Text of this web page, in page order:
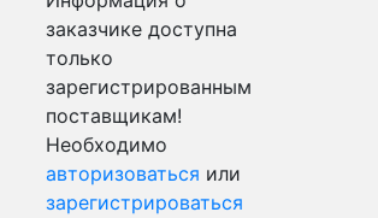
заказчике доступна
только
зарегистрированным
поставщикам!
Необходимо
авторизоваться или
зарегистрироваться